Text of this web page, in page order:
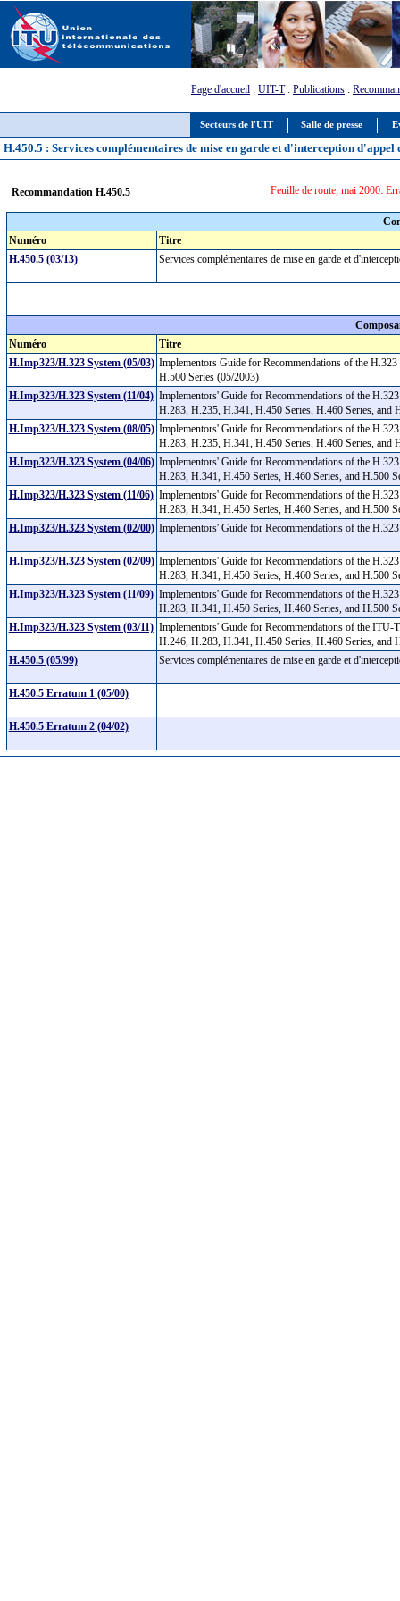
Secteurs de l'UIT Salle de presse
Page d'accueil : UIT-T: Publications :
H.450.5 : Services complémentaires de mise en garde et d'interception d'appel
Recommandation H.450.5 Feuille de route, mai 2000:
Numéro
Titre
H.450.5 (03/13)
Services complémentaires de mise en garde et
Numéro
Titre
H.Imp323/H.323 System (05/03) Implementors Guide for Recommendations of the
H.500 Series (05/2003)
H.Imp323/H.323 System (11/04) Implementors' Guide for Recommendations of the
H.283, H.235, H.341, H.450 Series, H.460 Series, and
H.Imp323/H.323 System (08/05) Implementors' Guide for Recommendations of the
H.283, H.235, H.341, H.450 Series, H.460 Series, and
H.Imp323/H.323 System (04/06) Implementors' Guide for Recommendations of the
H.283, H.341, H.450 Series, H.460 Series, and H.500
H.Imp323/H.323 System (11/06) Implementors' Guide for Recommendations of the
H.283, H.341, H.450 Series, H.460 Series, and H.500
H.Imp323/H.323 System (02/00) Implementors' Guide for Recommendations of the
H.Imp323/H.323 System (02/09) Implementors' Guide for Recommendations of the
H.283, H.341, H.450 Series, H.460 Series, and H.500
H.Imp323/H.323 System (11/09) Implementors' Guide for Recommendations of the
H.283, H.341, H.450 Series, H.460 Series, and H.500
H.Imp323/H.323 System (03/11) Implementors' Guide for Recommendations of the ITU-
H.246, H.283, H.341, H.450 Series, H.460 Series, and
H.450.5 (05/99)
Services complémentaires de mise en garde et
H.450.5 Erratum 1 (05/00)
H.450.5 Erratum 2 (04/02)